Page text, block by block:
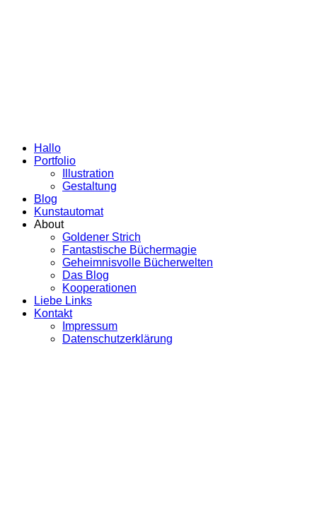
Hallo
Portfolio
Illustration
Gestaltung
Blog
Kunstautomat
About
Goldener Strich
Fantastische Büchermagie
Geheimnisvolle Bücherwelten
Das Blog
Kooperationen
Liebe Links
Kontakt
Impressum
Datenschutzerklärung